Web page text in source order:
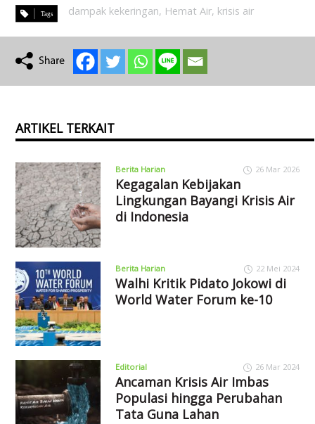
dampak kekeringan, Hemat Air, krisis air
ARTIKEL TERKAIT
Berita Harian 26 Mar 2026
Kegagalan Kebijakan
Lingkungan Bayangi Krisis Air
di Indonesia
Berita Harian 22 Mei 2024
Walhi Kritik Pidato Jokowi di
World Water Forum ke-10
Editorial 26 Mar 2024
Ancaman Krisis Air Imbas
Populasi hingga Perubahan
Tata Guna Lahan